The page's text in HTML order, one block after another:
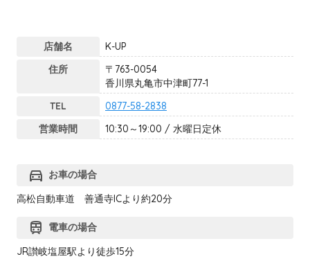
店舗名
K-UP
住所
〒763-0054
香川県丸亀市中津町77-1
TEL
0877-58-2838
営業時間
10:30～19:00 / 水曜日定休
directions_car お車の場合
高松自動車道 善通寺ICより約20分
train
電車の場合
JR讃岐塩屋駅より徒歩15分